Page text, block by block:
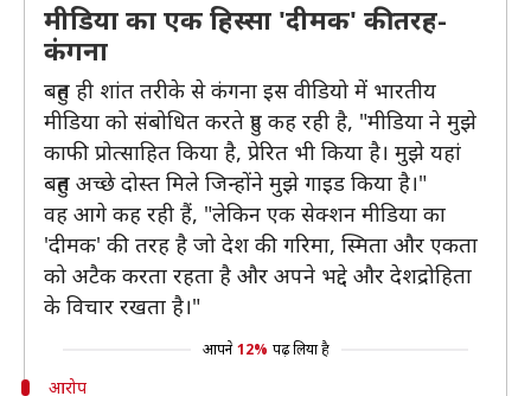
मीडिया का एक हिस्सा 'दीमक' की तरह-
कंगना
बहुत ही शांत तरीके से कंगना इस वीडियो में भारतीय
मीडिया को संबोधित करते हुए कह रही है, "मीडिया ने मुझे
काफी प्रोत्साहित किया है, प्रेरित भी किया है। मुझे यहां
बहुत अच्छे दोस्त मिले जिन्होंने मुझे गाइड किया है।"
वह आगे कह रही हैं, "लेकिन एक सेक्शन मीडिया का
'दीमक' की तरह है जो देश की गरिमा, स्मिता और एकता
को अटैक करता रहता है और अपने भद्दे और देशद्रोहिता
के विचार रखता है।"
आपने 12% पढ़ लिया है
आरोप